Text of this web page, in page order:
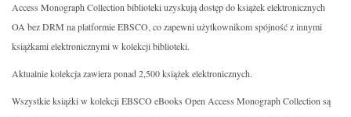
Access Monograph Collection biblioteki uzyskują dostęp do książek elektronicznych
OA bez DRM na platformie EBSCO, co zapewni użytkownikom spójność z innymi
książkami elektronicznymi w kolekcji biblioteki.
Aktualnie kolekcja zawiera ponad 2,500 książek elektronicznych.
Wszystkie książki w kolekcji EBSCO eBooks Open Access Monograph Collection są